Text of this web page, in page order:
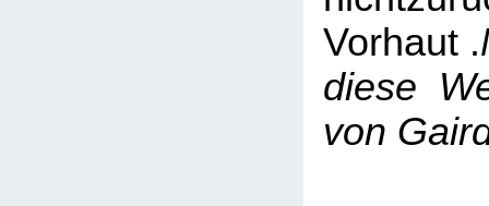
Vorhaut .
diese
von